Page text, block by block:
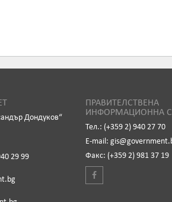
Дондуков“
29 99
ПРАВИТЕЛСТВЕНА
ИНФОРМАЦИОННА
Тел.: (+359 2) 940 27 70
Е-mail:
Факс: (+359 2) 981 37 19